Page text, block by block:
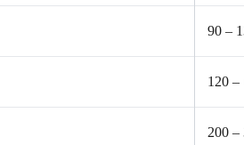
90 –
120 –
200 –